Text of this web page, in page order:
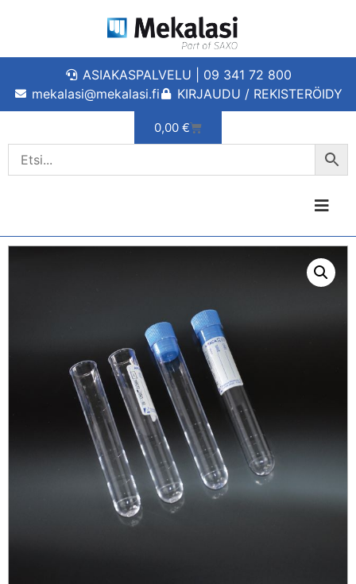
ASIAKASPALVELU | 09 341 72 800
mekalasi@mekalasi.fi
KIRJAUDU / REKISTERÖIDY
0,00 €